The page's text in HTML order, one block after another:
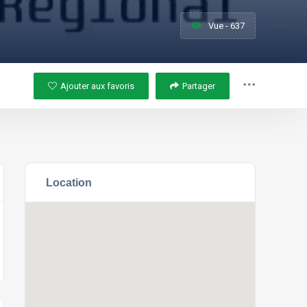
Vue - 637
Ajouter aux favoris Partager
Location